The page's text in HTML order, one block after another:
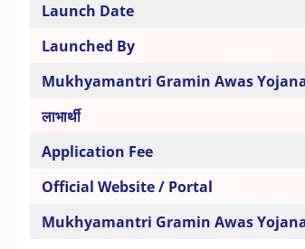
Launch Date
Launched By
Mukhyamantri Gramin Awas
लाभार्थी
Application Fee
Official Website / Portal
Mukhyamantri Gramin Awas